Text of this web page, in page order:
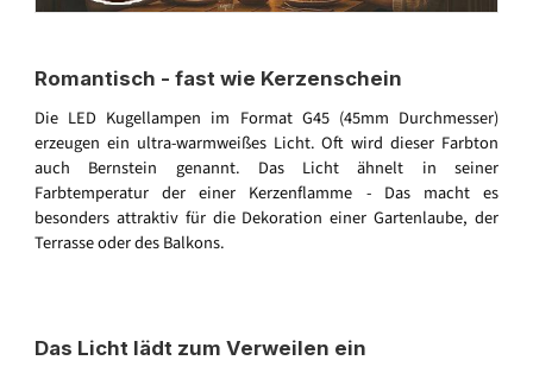
Romantisch - fast wie Kerzenschein
Die LED Kugellampen im Format G45 (45mm Durchmesser)
erzeugen ein ultra-warmweißes Licht. Oft wird dieser Farbton
auch Bernstein genannt. Das Licht ähnelt in seiner
Farbtemperatur der einer Kerzenflamme - Das macht es
besonders attraktiv für die Dekoration einer Gartenlaube, der
Terrasse oder des Balkons.
Das Licht lädt zum Verweilen ein